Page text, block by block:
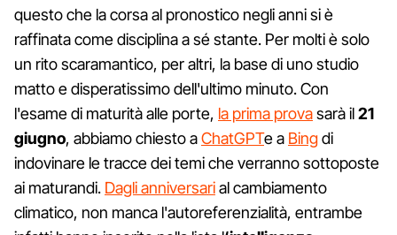
questo che la corsa al pronostico negli anni si è
raffinata come disciplina a sé stante. Per molti è solo
un rito scaramantico, per altri, la base di uno studio
matto e disperatissimo dell'ultimo minuto. Con
l'esame di maturità alle porte, la prima provasarà il21
giugno, abbiamo chiesto aChatGPTe a Bingdi
indovinare le tracce dei temi che verranno sottoposte
ai maturandi. Dagli anniversarial cambiamento
climatico, non manca l'autoreferenzialità, entrambe